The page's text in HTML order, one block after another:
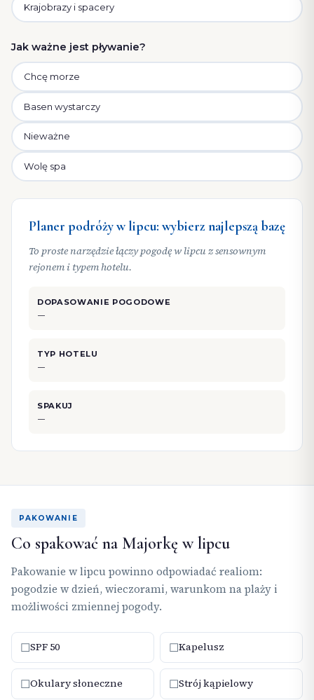
Krajobrazy i spacery
Jak ważne jest pływanie?
Chcę morze
Basen wystarczy
Nieważne
Wolę spa
Planer podróży w lipcu: wybierz najlepszą bazę
To proste narzędzie łączy pogodę w lipcu z sensownym
rejonem i typem hotelu.
DOPASOWANIE POGODOWE
—
TYP HOTELU
—
SPAKUJ
—
PAKOWANIE
Co spakować na Majorkę w lipcu
Pakowanie w lipcu powinno odpowiadać realiom:
pogodzie w dzień, wieczorami, warunkom na plaży i
możliwości zmiennej pogody.
☐SPF 50 ☐Kapelusz
☐Okulary słoneczne ☐Strój kąpielowy